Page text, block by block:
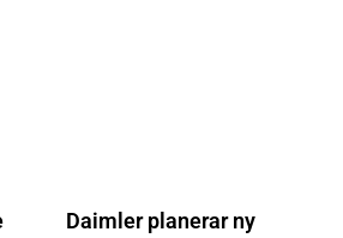
Daimler planerar ny